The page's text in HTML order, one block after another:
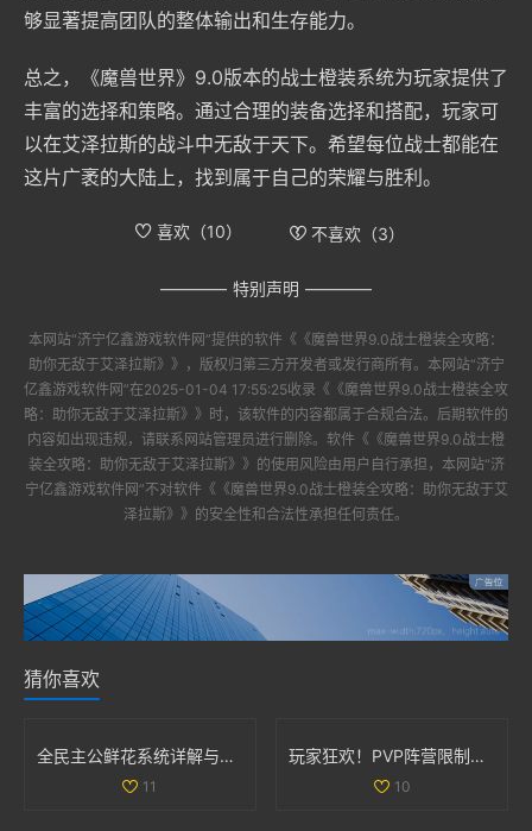
够显著提高团队的整体输出和生存能力。
总之，《魔兽世界》9.0版本的战士橙装系统为玩家提供了
丰富的选择和策略。通过合理的装备选择和搭配，玩家可
以在艾泽拉斯的战斗中无敌于天下。希望每位战士都能在
这片广袤的大陆上，找到属于自己的荣耀与胜利。
喜欢（10） 不喜欢（3）
特别声明
本网站“济宁亿鑫游戏软件网”提供的软件 《《魔兽世界9.0战士橙装全攻略：
助你无敌于艾泽拉斯》》 ，版权归第三方开发者或发行商所有。本网站“济宁
亿鑫游戏软件网”在2025-01-04 17:55:25收录 《《魔兽世界9.0战士橙装全攻
略：助你无敌于艾泽拉斯》》 时，该软件的内容都属于合规合法。后期软件的
内容如出现违规，请联系网站管理员进行删除。软件 《《魔兽世界9.0战士橙
装全攻略：助你无敌于艾泽拉斯》》 的使用风险由用户自行承担，本网站“济
宁亿鑫游戏软件网”不对软件《《魔兽世界9.0战士橙装全攻略：助你无敌于艾
泽拉斯》》 的安全性和合法性承担任何责任。
猜你喜欢
全民主公鲜花系统详解与玩法技巧大盘点
11
玩家狂欢！PVP阵营限制解除，部落与联盟可组队战斗
10